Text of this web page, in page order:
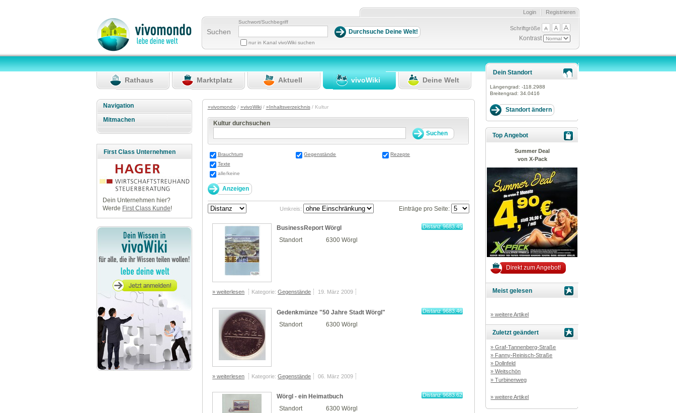
Registrieren
Login
Suchen
Suchwort/Suchbegriff
nur in Kanal vivoWiki suchen
Schriftgröße
Kontrast
Rathaus Marktplatz Aktuell vivoWiki Deine Welt
Navigation
Mitmachen
First Class Unternehmen
Dein Unternehmen hier?
Werde First Class Kunde!
»vivomondo / »vivoWiki/ »Inhaltsverzeichnis/ Kultur
Kultur durchsuchen
Brauchtum Gegenstände
Rezepte
Texte
alle/keine
Umkreis: Einträge pro Seite:
BusinessReport Wörgl
Distanz 9683.45
Standort 6300 Wörgl
» weiterlesen Kategorie:Gegenstände 19. März 2009
Gedenkmünze "50 Jahre Stadt Wörgl"
Distanz 9683.46
Standort 6300 Wörgl
» weiterlesen Kategorie:Gegenstände 06. März 2009
Wörgl - ein Heimatbuch
Distanz 9683.62
Standort 6300 Wörgl
Dein Standort
Längengrad: -118.2988
Breitengrad: 34.0416
Top Angebot
Summer Deal
von X-Pack
Direkt zum Angebot!
Meist gelesen
» weitere Artikel
Zuletzt geändert
» Graf-Tannenberg-Straße
» Fanny-Reinisch-Straße
» Dollnfeld
» Weitschön
» Turbinenweg
» weitere Artikel